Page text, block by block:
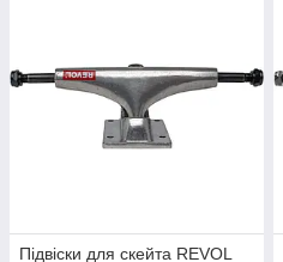
Підвіски для скейта REVOL